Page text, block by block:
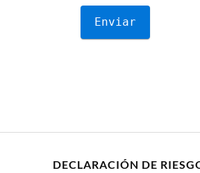
DECLARACIÓN DE